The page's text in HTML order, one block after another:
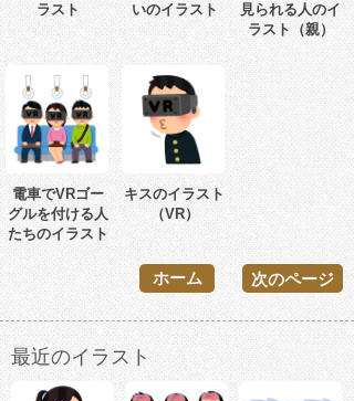
ラスト
いのイラスト
見られる人のイ
ラスト（親）
電車でVRゴー
グルを付ける人
たちのイラスト
キスのイラスト
（VR）
次のページ
ホーム
最近のイラスト